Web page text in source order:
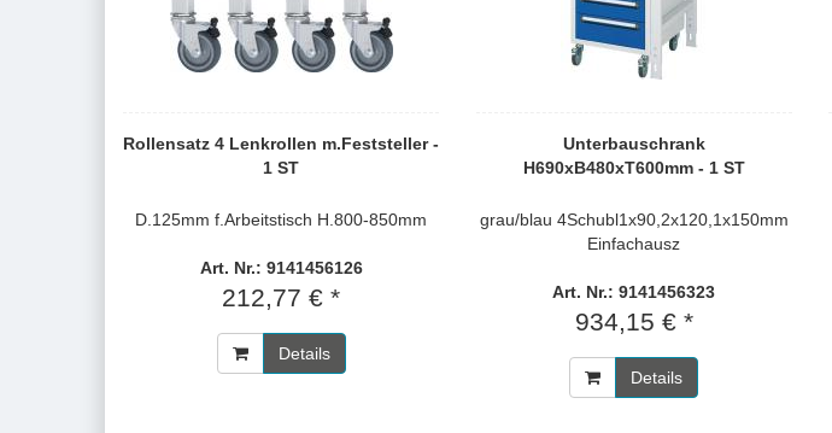
Rollensatz 4 Lenkrollen m.Feststeller -
1 ST
D.125mm f.Arbeitstisch H.800-850mm
Art. Nr.: 9141456126
212,77 € *
Details
Unterbauschrank
H690xB480xT600mm - 1 ST
grau/blau 4Schubl1x90,2x120,1x150mm
Einfachausz
Art. Nr.: 9141456323
934,15 € *
Details